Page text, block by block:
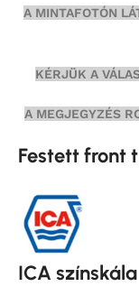
A MINTAFOTÓN
KÉRJÜK A
A MEGJEGYZÉS
Festett front
ICA színskála